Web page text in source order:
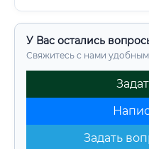
У Вас остались
Свяжитесь с нами
Задать